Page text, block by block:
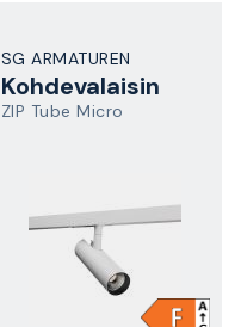
SG ARMATUREN
Kohdevalaisin
ZIP Tube Micro